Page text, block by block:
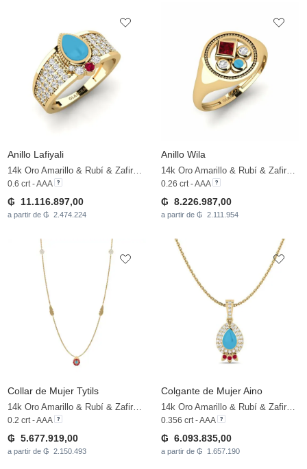
Anillo Lafiyali
14k Oro Amarillo & Rubí & Zafiro blanco
0.6 crt - AAA
₲ 11.116.897,00
a partir de ₲ 2.474.224
Anillo Wila
14k Oro Amarillo & Rubí & Zafiro blanco
0.26 crt - AAA
₲ 8.226.987,00
a partir de ₲ 2.111.954
Collar de Mujer Tytils
14k Oro Amarillo & Rubí & Zafiro blanco
0.2 crt - AAA
₲ 5.677.919,00
a partir de ₲ 2.150.493
Colgante de Mujer Aino
14k Oro Amarillo & Rubí & Zafiro blanco
0.356 crt - AAA
₲ 6.093.835,00
a partir de ₲ 1.657.190